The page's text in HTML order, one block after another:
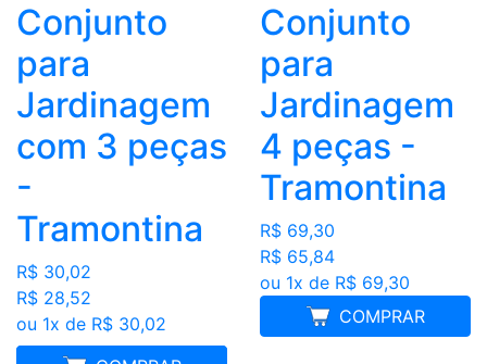
Conjunto
para
Jardinagem
com 3 peças
-
Tramontina
R$ 30,02
R$ 28,52
ou 1x de R$ 30,02
Conjunto
para
Jardinagem
4 peças -
Tramontina
R$ 69,30
R$ 65,84
ou 1x de R$ 69,30
COMPRAR